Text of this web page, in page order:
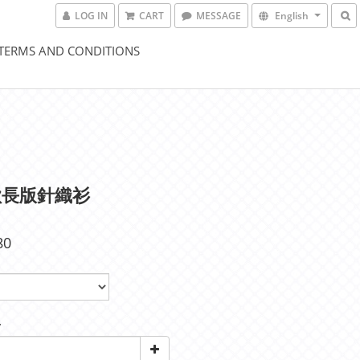
LOG IN CART MESSAGE English
AND CONDITIONS
版針織衫